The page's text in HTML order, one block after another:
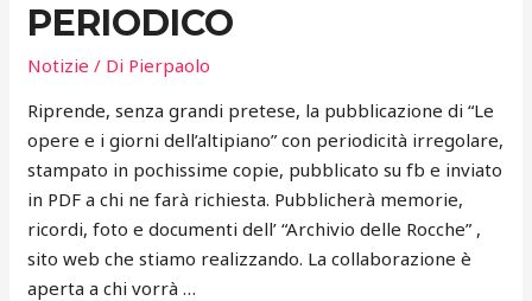
PERIODICO
Notizie / Di Pierpaolo
Riprende, senza grandi pretese, la pubblicazione di “Le
opere e i giorni dell’altipiano” con periodicità irregolare,
stampato in pochissime copie, pubblicato su fb e inviato
in PDF a chi ne farà richiesta. Pubblicherà memorie,
ricordi, foto e documenti dell’ “Archivio delle Rocche” ,
sito web che stiamo realizzando. La collaborazione è
aperta a chi vorrà …